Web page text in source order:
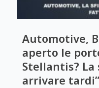
Automotive,
aperto le
Stellantis? La
arrivare tardi”